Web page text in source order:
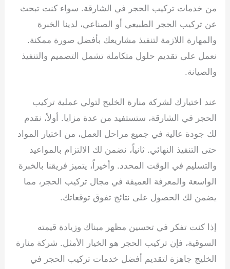
من خدمات تركيب الحجر في الشارقة. سواء كنت تبحث
عن تركيب الحجر الطبيعي أو الصناعي، لدينا الخبرة
والمهارة اللازمة لتنفيذ مشاريعك بأفضل صورة ممكنة.
نعمل على تقديم حلول متكاملة تشمل التصميم والتنفيذ
والصيانة.
عند اختيارك لشركة منارة الخليج لتولي عملية تركيب
الحجر في الشارقة، ستستفيد من عدة مزايا. أولاً، نقدم
لك جودة عالية في جميع مراحل العمل، من اختيار المواد
حتى التنفيذ النهائي. ثانياً، نضمن لك الالتزام بالمواعيد
والتسليم في الوقت المحدد. وأخيراً، يتميز فريقنا بالخبرة
الواسعة والمعرفة العميقة في مجال تركيب الحجر، مما
يضمن لك الحصول على نتائج تفوق توقعاتك.
إذا كنت تفكر في تحسين مظهر مبناك وزيادة قيمته
السوقية، فإن تركيب الحجر هو الخيار الأمثل. شركة منارة
الخليج جاهزة لتقديم أفضل خدمات تركيب الحجر في